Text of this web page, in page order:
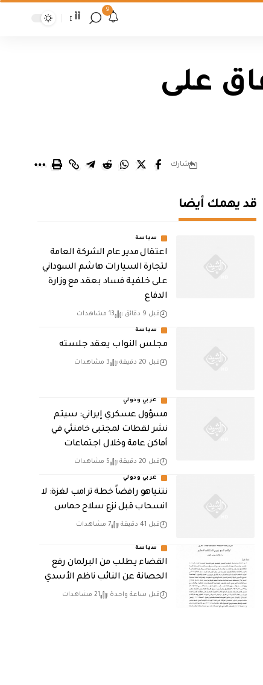
9
أأ
على
شارك
قد يهمك أيضا
سياسة
اعتقال مدير عام الشركة العامة
لتجارة السيارات هاشم السوداني
على خلفية فساد بعقد مع وزارة
الدفاع
قبل 9 دقائق 13 مشاهدات
سياسة
مجلس النواب يعقد جلسته
قبل 20 دقيقة 3 مشاهدات
عربي ودولي
مسؤول عسكري إيراني: سيتم
نشر لقطات لمجتبى خامنئي في
أماكن عامة وخلال اجتماعات
قبل 20 دقيقة 5 مشاهدات
عربي ودولي
نتنياهو رافضاً خطة ترامب لغزة: لا
انسحاب قبل نزع سلاح حماس
قبل 41 دقيقة 7 مشاهدات
سياسة
القضاء يطلب من البرلمان رفع
الحصانة عن النائب ناظم الأسدي
قبل ساعة واحدة 21 مشاهدات